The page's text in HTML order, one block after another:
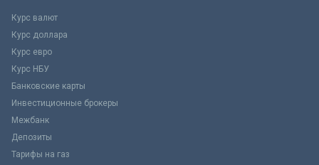
Курс валют
Курс доллара
Курс евро
Курс НБУ
Банковские карты
Инвестиционные брокеры
Межбанк
Депозиты
Тарифы на газ